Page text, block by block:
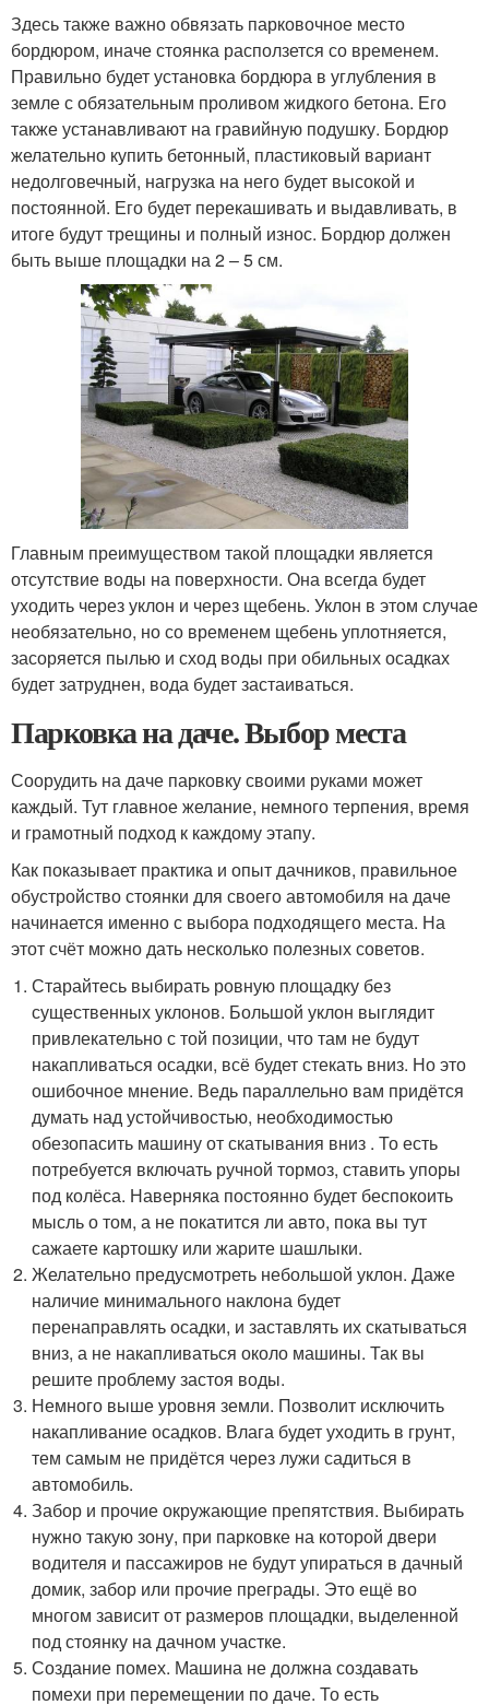
Здесь также важно обвязать парковочное место
бордюром, иначе стоянка расползется со временем.
Правильно будет установка бордюра в углубления в
земле с обязательным проливом жидкого бетона. Его
также устанавливают на гравийную подушку. Бордюр
желательно купить бетонный, пластиковый вариант
недолговечный, нагрузка на него будет высокой и
постоянной. Его будет перекашивать и выдавливать, в
итоге будут трещины и полный износ. Бордюр должен
быть выше площадки на 2 – 5 см.
Главным преимуществом такой площадки является
отсутствие воды на поверхности. Она всегда будет
уходить через уклон и через щебень. Уклон в этом случае
необязательно, но со временем щебень уплотняется,
засоряется пылью и сход воды при обильных осадках
будет затруднен, вода будет застаиваться.
Парковка на даче. Выбор места
Соорудить на даче парковку своими руками может
каждый. Тут главное желание, немного терпения, время
и грамотный подход к каждому этапу.
Как показывает практика и опыт дачников, правильное
обустройство стоянки для своего автомобиля на даче
начинается именно с выбора подходящего места. На
этот счёт можно дать несколько полезных советов.
Старайтесь выбирать ровную площадку без
существенных уклонов. Большой уклон выглядит
привлекательно с той позиции, что там не будут
накапливаться осадки, всё будет стекать вниз. Но это
ошибочное мнение. Ведь параллельно вам придётся
думать над устойчивостью, необходимостью
обезопасить машину от скатывания вниз . То есть
потребуется включать ручной тормоз, ставить упоры
под колёса. Наверняка постоянно будет беспокоить
мысль о том, а не покатится ли авто, пока вы тут
сажаете картошку или жарите шашлыки.
Желательно предусмотреть небольшой уклон. Даже
наличие минимального наклона будет
перенаправлять осадки, и заставлять их скатываться
вниз, а не накапливаться около машины. Так вы
решите проблему застоя воды.
Немного выше уровня земли. Позволит исключить
накапливание осадков. Влага будет уходить в грунт,
тем самым не придётся через лужи садиться в
автомобиль.
Забор и прочие окружающие препятствия. Выбирать
нужно такую зону, при парковке на которой двери
водителя и пассажиров не будут упираться в дачный
домик, забор или прочие преграды. Это ещё во
многом зависит от размеров площадки, выделенной
под стоянку на дачном участке.
Создание помех. Машина не должна создавать
помехи при перемещении по даче. То есть